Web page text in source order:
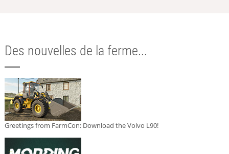
Des nouvelles de la ferme...
Greetings from FarmCon: Download the Volvo L90!